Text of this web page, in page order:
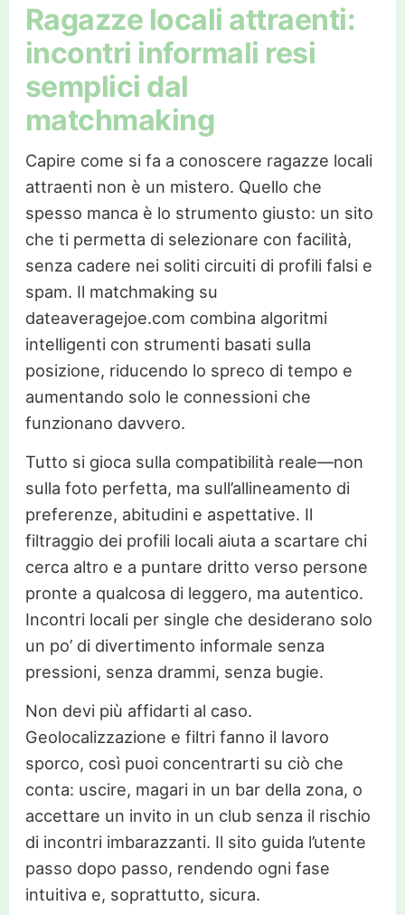
Ragazze locali attraenti:
incontri informali resi
semplici dal
matchmaking
Capire come si fa a conoscere ragazze locali
attraenti non è un mistero. Quello che
spesso manca è lo strumento giusto: un sito
che ti permetta di selezionare con facilità,
senza cadere nei soliti circuiti di profili falsi e
spam. Il matchmaking su
dateaveragejoe.com combina algoritmi
intelligenti con strumenti basati sulla
posizione, riducendo lo spreco di tempo e
aumentando solo le connessioni che
funzionano davvero.
Tutto si gioca sulla compatibilità reale—non
sulla foto perfetta, ma sull’allineamento di
preferenze, abitudini e aspettative. Il
filtraggio dei profili locali aiuta a scartare chi
cerca altro e a puntare dritto verso persone
pronte a qualcosa di leggero, ma autentico.
Incontri locali per single che desiderano solo
un po’ di divertimento informale senza
pressioni, senza drammi, senza bugie.
Non devi più affidarti al caso.
Geolocalizzazione e filtri fanno il lavoro
sporco, così puoi concentrarti su ciò che
conta: uscire, magari in un bar della zona, o
accettare un invito in un club senza il rischio
di incontri imbarazzanti. Il sito guida l’utente
passo dopo passo, rendendo ogni fase
intuitiva e, soprattutto, sicura.